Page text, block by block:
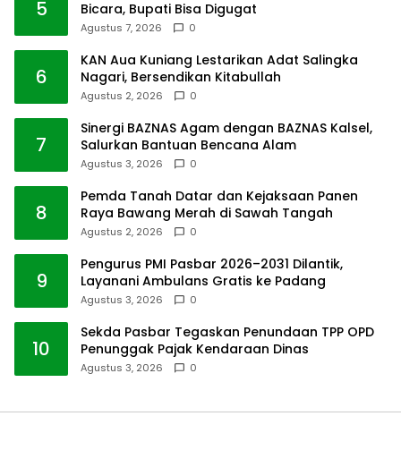
5
Bicara, Bupati Bisa Digugat
Agustus 7, 2026 0
6
KAN Aua Kuniang Lestarikan Adat Salingka
Nagari, Bersendikan Kitabullah
Agustus 2, 2026 0
7
Sinergi BAZNAS Agam dengan BAZNAS Kalsel,
Salurkan Bantuan Bencana Alam
Agustus 3, 2026 0
8
Pemda Tanah Datar dan Kejaksaan Panen
Raya Bawang Merah di Sawah Tangah
Agustus 2, 2026 0
9
Pengurus PMI Pasbar 2026–2031 Dilantik,
Layanani Ambulans Gratis ke Padang
Agustus 3, 2026 0
10
Sekda Pasbar Tegaskan Penundaan TPP OPD
Penunggak Pajak Kendaraan Dinas
Agustus 3, 2026 0